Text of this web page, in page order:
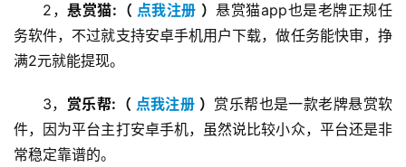
挖
评
登录 注册
2，悬赏猫:（ 点我注册 ） 悬赏猫app也是老牌正规任
务软件，不过就支持安卓手机用户下载，做任务能快审，挣
满2元就能提现。
3， 赏乐帮:（ 点我注册 ） 赏乐帮也是一款老牌悬赏软
件，因为平台主打安卓手机，虽然说比较小众，平台还是非
常稳定靠谱的。